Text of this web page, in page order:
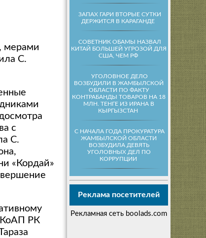
ЗАПАХ ГАРИ ВТОРЫЕ СУТКИ
ДЕРЖИТСЯ В КАРАГАНДЕ
СОВЕТНИК ОБАМЫ НАЗВАЛ
КИТАЙ БОЛЬШЕЙ УГРОЗОЙ ДЛЯ
США, ЧЕМ РФ
УГОЛОВНОЕ ДЕЛО
ВОЗБУДИЛИ В ЖАМБЫЛСКОЙ
ОБЛАСТИ ПО ФАКТУ
КОНТРАБАНДЫ ТОВАРОВ НА 18
МЛН. ТЕНГЕ ИЗ ИРАНА В
КЫРГЫЗСТАН
С НАЧАЛА ГОДА ПРОКУРАТУРА
ЖАМБЫЛСКОЙ ОБЛАСТИ
ВОЗБУДИЛА ДЕВЯТЬ
УГОЛОВНЫХ ДЕЛ ПО
КОРРУПЦИИ
Реклама посетителей
Рекламная сеть boolads.com
мерами
С.
с
С.
«Кордай»
КоАП РК